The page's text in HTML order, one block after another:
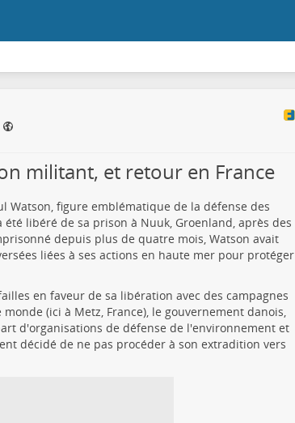
militant, et retour en France
Watson, figure emblématique de la défense des
libéré de sa prison à Nuuk, Groenland, après des
depuis plus de quatre mois, Watson avait
liées à ses actions en haute mer pour protéger
en faveur de sa libération avec des campagnes
(ici à Metz, France), le gouvernement danois,
d'organisations de défense de l'environnement et
décidé de ne pas procéder à son extradition vers